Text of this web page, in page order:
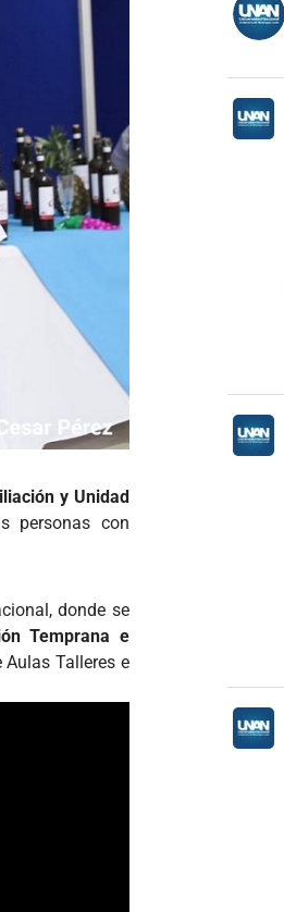
y Unidad
personas con
donde se
Temprana e
Talleres e